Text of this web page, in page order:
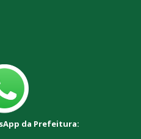
da Prefeitura: